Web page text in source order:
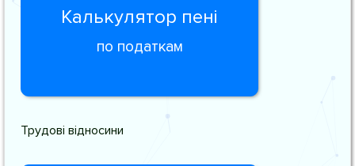
Калькулятор пені
по податкам
Трудові відносини